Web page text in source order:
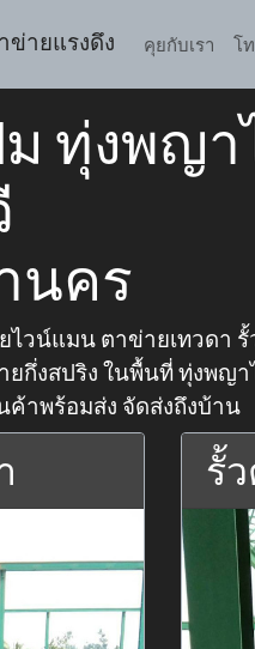
ข่ายแรงดึง คุยกับเรา โ
ทุ่งพญา
นคร
วน์แมน ตาข่ายเทวดา
ยกึ่งสปริง ในพื้นที่ ทุ่งพญา
ค้าพร้อมส่ง จัดส่งถึงบ้าน
รั้